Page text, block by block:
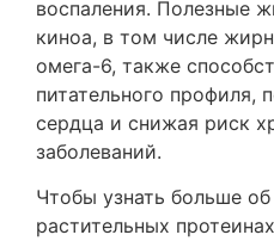
воспаления. Полезные
киноа, в том числе
омега-6, также
питательного профиля,
сердца и снижая риск
заболеваний.
Чтобы узнать больше
растительных